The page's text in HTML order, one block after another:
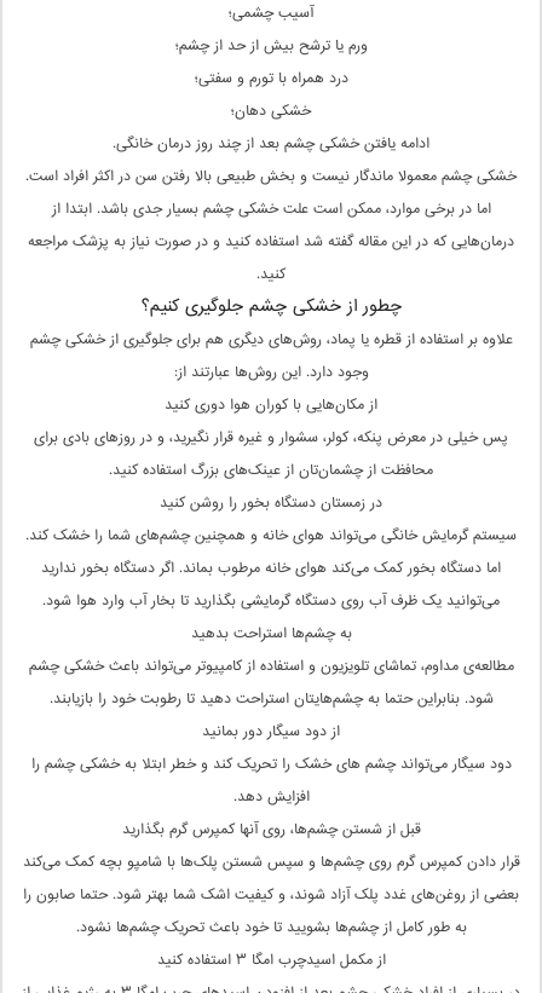
آسیب چشمی؛
ورم یا ترشح بیش‌ از حد از چشم؛
درد همراه با تورم و سفتی؛
خشکی دهان؛
ادامه‌ یافتن خشکی چشم بعد از چند روز درمان خانگی.
خشکی چشم معمولا ماندگار نیست و بخش طبیعی بالا رفتن سن در اکثر افراد است.
اما در برخی موارد، ممکن است علت خشکی چشم بسیار جدی‌ باشد. ابتدا از
درمان‌هایی که در این مقاله گفته شد استفاده کنید و در صورت نیاز به پزشک مراجعه
کنید.
چطور از خشکی چشم جلوگیری کنیم؟
علاوه بر استفاده از قطره یا پماد، روش‌های دیگری هم برای جلوگیری از خشکی چشم
وجود دارد. این روش‌ها عبارتند از:
از مکان‌هایی با کوران هوا دوری کنید
پس خیلی در معرض پنکه، کولر، سشوار و غیره قرار نگیرید، و در روزهای بادی برای
محافظت از چشمان‌تان از عینک‌های بزرگ استفاده کنید.
در زمستان دستگاه بخور را روشن کنید
سیستم گرمایش خانگی می‌تواند هوای خانه و همچنین چشم‌های شما را خشک کند.
اما دستگاه بخور کمک می‌کند هوای خانه مرطوب بماند. اگر دستگاه بخور ندارید
می‌توانید یک ظرف آب روی دستگاه گرمایشی‌ بگذارید تا بخار آب وارد هوا شود.
به چشم‌ها استراحت بدهید
مطالعه‌ی مداوم، تماشای تلویزیون و استفاده از کامپیوتر می‌تواند باعث خشکی چشم
شود. بنابراین حتما به چشم‌هایتان استراحت دهید تا رطوبت خود را بازیابند.
از دود سیگار دور بمانید
دود سیگار می‌تواند چشم های خشک را تحریک کند و خطر ابتلا به خشکی چشم را
افزایش دهد.
قبل از شستن چشم‌ها، روی آنها کمپرس گرم بگذارید
قرار دادن کمپرس گرم روی چشم‌ها و سپس شستن پلک‌ها با شامپو بچه کمک می‌کند
بعضی از روغن‌های غدد پلک آزاد شوند، و کیفیت اشک شما بهتر شود. حتما صابون را
به طور کامل از چشم‌ها بشویید تا خود باعث تحریک چشم‌ها نشود.
از مکمل اسیدچرب امگا ۳ استفاده کنید